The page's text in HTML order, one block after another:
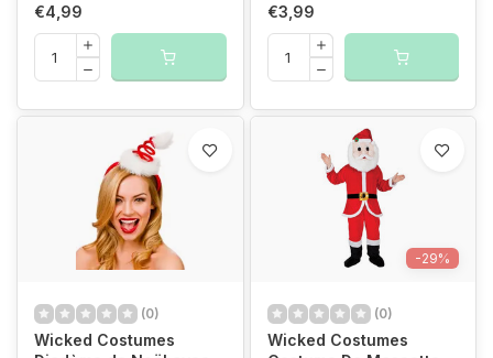
€4,99 €3,99
(0)
Wicked Costumes
-29%
(0)
Wicked Costumes